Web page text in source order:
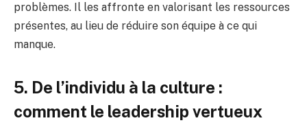
problèmes. Il les affronte en valorisant les ressources
présentes, au lieu de réduire son équipe à ce qui
manque.
5. De l’individu à la culture :
comment le leadership vertueux